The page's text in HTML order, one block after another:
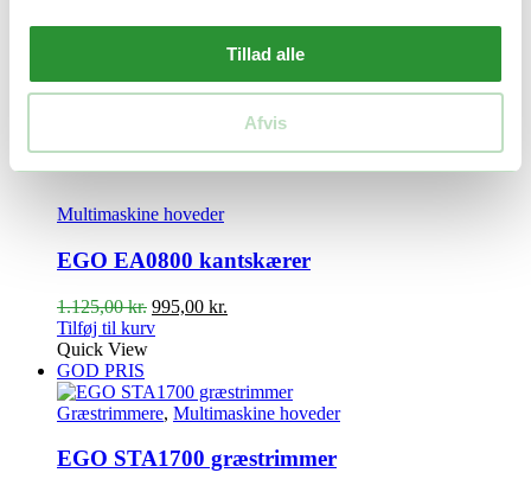
Tillad alle
Afvis
Multimaskine hoveder
EGO EA0800 kantskærer
1.125,00kr. Den
oprindelige
1.125,00 kr..
995,00 kr.
995,00 kr..
Tilføj til kurv
Quick View
GOD PRIS
Græstrimmere, Multimaskine hoveder
EGO STA1700 græstrimmer